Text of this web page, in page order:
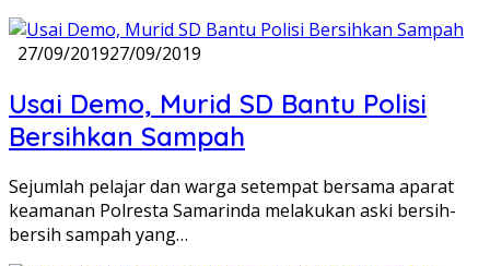
27/09/201927/09/2019
Usai Demo, Murid SD Bantu Polisi
Bersihkan Sampah
Sejumlah pelajar dan warga setempat bersama aparat
keamanan Polresta Samarinda melakukan aski bersih-
bersih sampah yang…